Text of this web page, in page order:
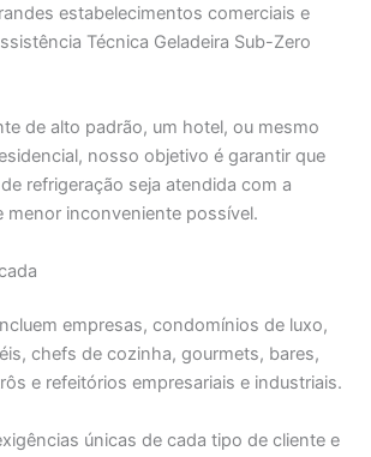
estabelecimentos comerciais e
Técnica Geladeira Sub-Zero
de alto padrão, um hotel, ou mesmo
nosso objetivo é garantir que
refrigeração seja atendida com a
menor inconveniente possível.
empresas, condomínios de luxo,
chefs de cozinha, gourmets, bares,
e refeitórios empresariais e industriais.
únicas de cada tipo de cliente e